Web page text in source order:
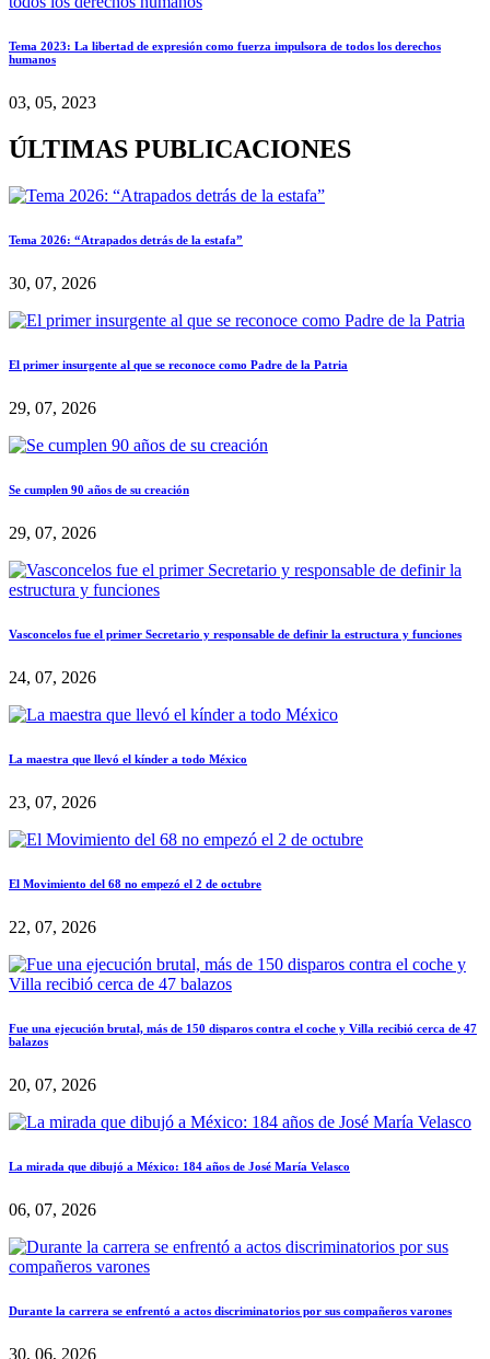
Tema 2023: La libertad de expresión como fuerza impulsora de todos los derechos
humanos
03, 05, 2023
ÚLTIMAS PUBLICACIONES
Tema 2026: “Atrapados detrás de la estafa”
30, 07, 2026
El primer insurgente al que se reconoce como Padre de la Patria
29, 07, 2026
Se cumplen 90 años de su creación
29, 07, 2026
Vasconcelos fue el primer Secretario y responsable de definir la estructura y funciones
24, 07, 2026
La maestra que llevó el kínder a todo México
23, 07, 2026
El Movimiento del 68 no empezó el 2 de octubre
22, 07, 2026
Fue una ejecución brutal, más de 150 disparos contra el coche y Villa recibió cerca de 47
balazos
20, 07, 2026
La mirada que dibujó a México: 184 años de José María Velasco
06, 07, 2026
Durante la carrera se enfrentó a actos discriminatorios por sus compañeros varones
30, 06, 2026